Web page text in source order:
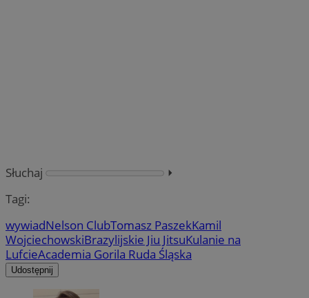
Słuchaj
⏵︎
Tagi:
wywiadNelson ClubTomasz PaszekKamil
WojciechowskiBrazylijskie Jiu JitsuKulanie na
LufcieAcademia Gorila Ruda Śląska
Udostępnij